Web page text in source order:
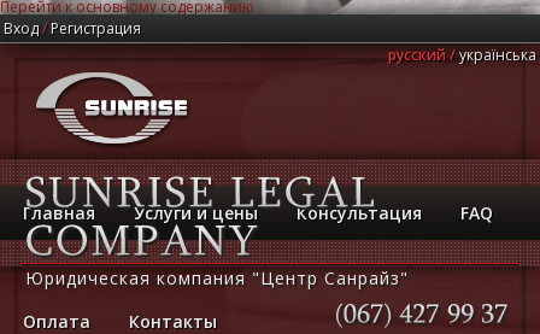
Перейти к основному содержанию
Вход/ Регистрация
русский
українська
Главная Услуги и цены Консультация FAQ
Оплата Контакты
Юридическая компания "Центр Санрайз"